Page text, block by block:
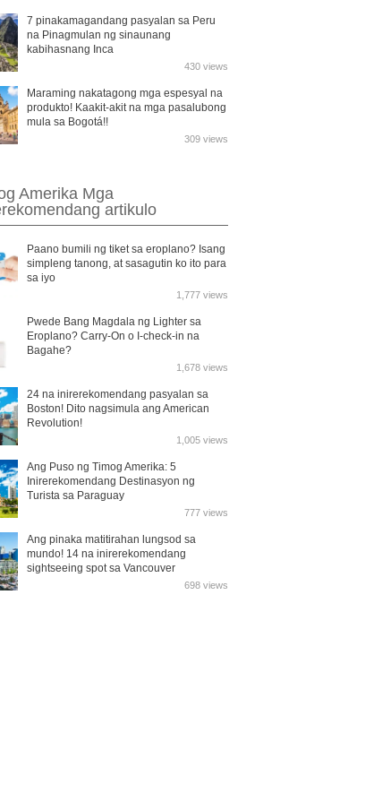
7 pinakamagandang pasyalan sa Peru
na Pinagmulan ng sinaunang
kabihasnang Inca
430 views
Maraming nakatagong mga espesyal na
produkto! Kaakit-akit na mga pasalubong
mula sa Bogotá!!
309 views
Amerika Mga
artikulo
Paano bumili ng tiket sa eroplano? Isang
simpleng tanong, at sasagutin ko ito para
sa iyo
1,777 views
Pwede Bang Magdala ng Lighter sa
Eroplano? Carry-On o I-check-in na
Bagahe?
1,678 views
24 na inirerekomendang pasyalan sa
Boston! Dito nagsimula ang American
Revolution!
1,005 views
Ang Puso ng Timog Amerika: 5
Inirerekomendang Destinasyon ng
Turista sa Paraguay
777 views
Ang pinaka matitirahan lungsod sa
mundo! 14 na inirerekomendang
sightseeing spot sa Vancouver
698 views